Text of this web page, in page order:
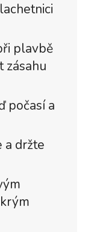
plavbě
zásahu
počasí a
a držte